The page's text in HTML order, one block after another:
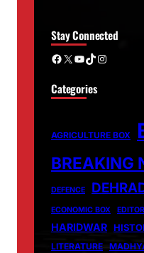
Stay Connected
Facebook X YouTube TikTok Instagram
Categories
AGRICULTURE BOX
BREAKING
DEFENCE
ECONOMIC BOX
HARIDWAR
LITERATURE